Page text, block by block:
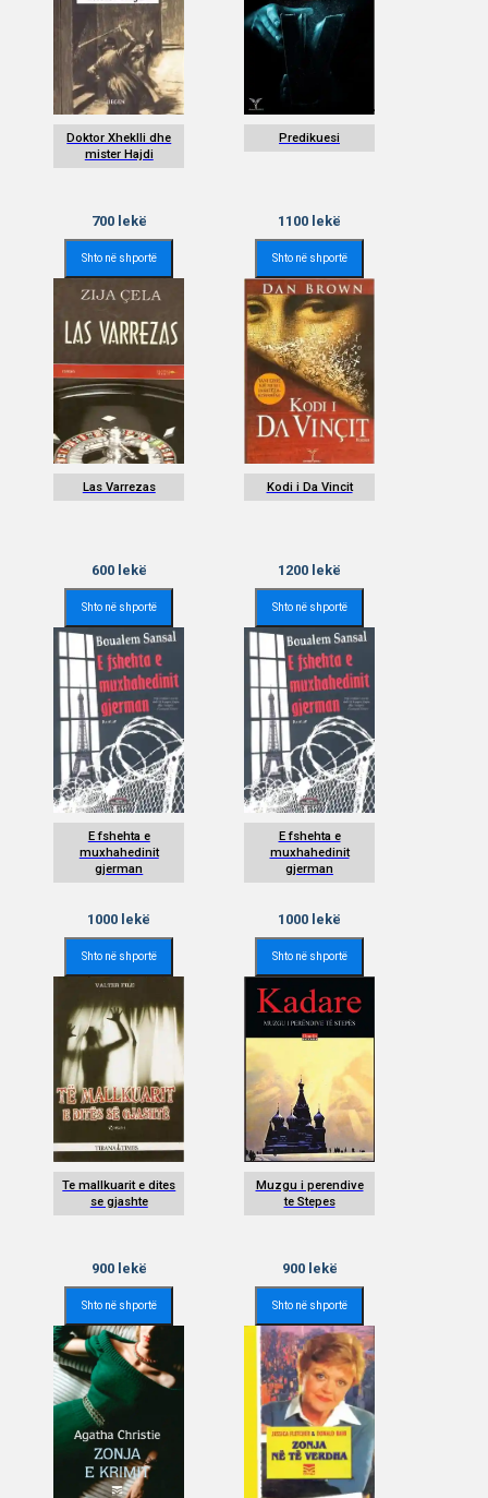
Doktor Xheklli dhe
mister Hajdi
700lekë
Shto në shportë
Predikuesi
1100 lekë
Shto në shportë
Las Varrezas
600lekë
Shto në shportë
Kodi i Da Vincit
1200 lekë
Shto në shportë
E fshehta e
muxhahedinit
gjerman
1000 lekë
Shto në shportë
E fshehta e
muxhahedinit
gjerman
1000 lekë
Shto në shportë
Te mallkuarit e dites
se gjashte
900lekë
Shto në shportë
Muzgu i perendive
te Stepes
900lekë
Shto në shportë